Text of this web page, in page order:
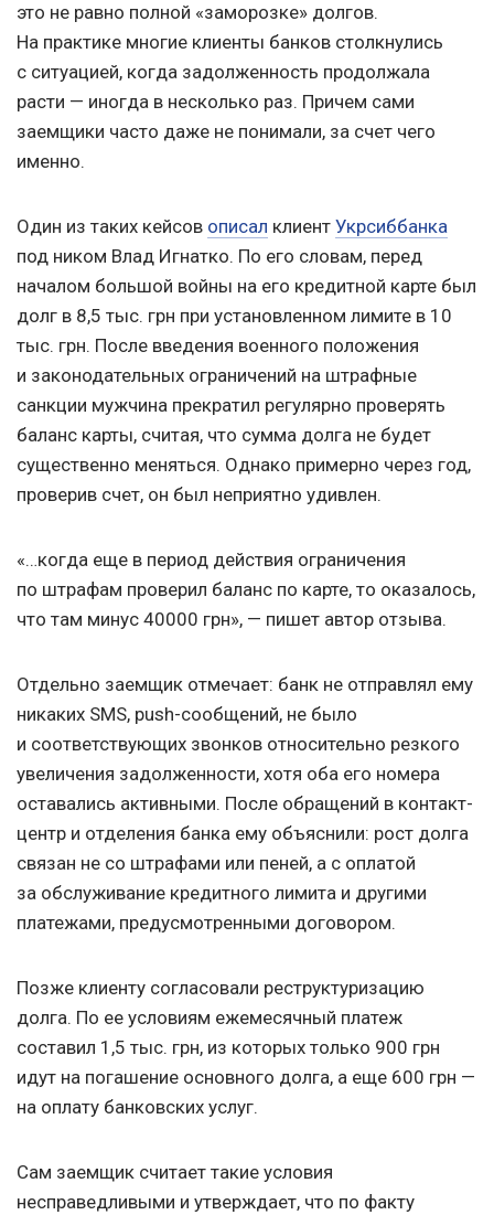
это не равно полной «заморозке» долгов.
На практике многие клиенты банков столкнулись
с ситуацией, когда задолженность продолжала
расти — иногда в несколько раз. Причем сами
заемщики часто даже не понимали, за счет чего
именно.
Один из таких кейсов описал клиент Укрсиббанка
под ником Влад Игнатко. По его словам, перед
началом большой войны на его кредитной карте был
долг в 8,5 тыс. грн при установленном лимите в 10
тыс. грн. После введения военного положения
и законодательных ограничений на штрафные
санкции мужчина прекратил регулярно проверять
баланс карты, считая, что сумма долга не будет
существенно меняться. Однако примерно через год,
проверив счет, он был неприятно удивлен.
«…когда еще в период действия ограничения
по штрафам проверил баланс по карте, то оказалось,
что там минус 40000 грн», — пишет автор отзыва.
Отдельно заемщик отмечает: банк не отправлял ему
никаких SMS, push-сообщений, не было
и соответствующих звонков относительно резкого
увеличения задолженности, хотя оба его номера
оставались активными. После обращений в контакт-
центр и отделения банка ему объяснили: рост долга
связан не со штрафами или пеней, а с оплатой
за обслуживание кредитного лимита и другими
платежами, предусмотренными договором.
Позже клиенту согласовали реструктуризацию
долга. По ее условиям ежемесячный платеж
составил 1,5 тыс. грн, из которых только 900 грн
идут на погашение основного долга, а еще 600 грн —
на оплату банковских услуг.
Сам заемщик считает такие условия
несправедливыми и утверждает, что по факту